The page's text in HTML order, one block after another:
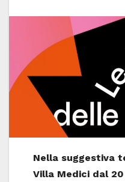
Nella suggestiva
Villa Medici dal